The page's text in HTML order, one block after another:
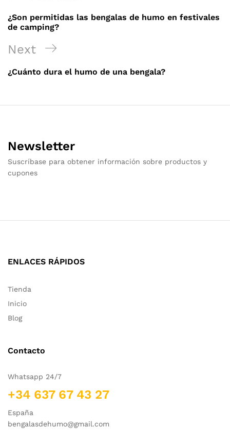
de
entradas
Post
¿Son permitidas las bengalas de humo en festivales
de camping?
Next
Post
Next
¿Cuánto dura el humo de una bengala?
Newsletter
Suscríbase para obtener información sobre productos y
cupones
ENLACES RÁPIDOS
Tienda
Inicio
Blog
Contacto
Whatsapp 24/7
+34 637 67 43 27
España
bengalasdehumo@gmail.com